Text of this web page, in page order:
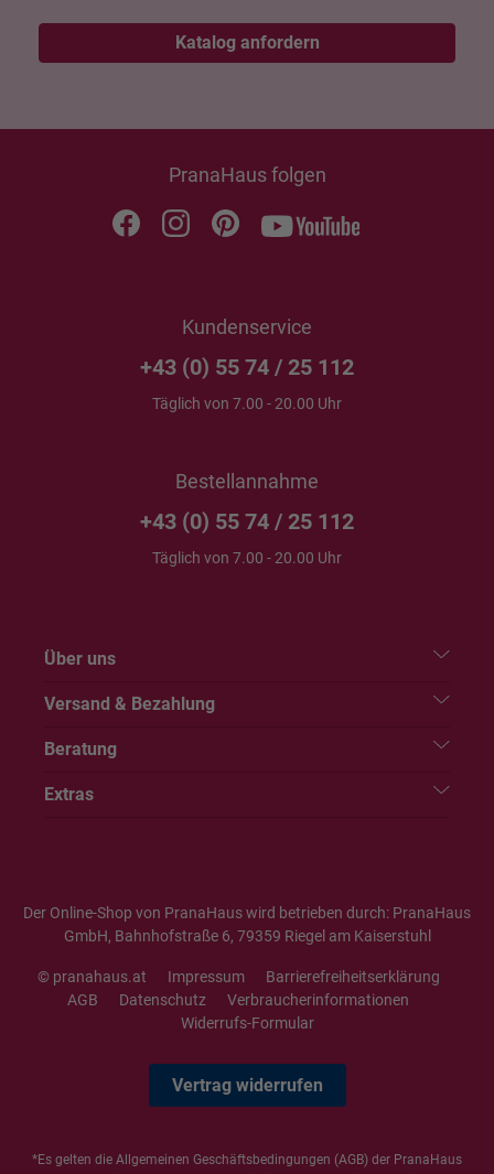
Katalog anfordern
PranaHaus folgen
Kundenservice
+43 (0) 55 74 / 25 112
Täglich von 7.00 - 20.00 Uhr
Bestellannahme
+43 (0) 55 74 / 25 112
Täglich von 7.00 - 20.00 Uhr
Über uns
Versand & Bezahlung
Beratung
Extras
Der Online-Shop von PranaHaus wird betrieben durch: PranaHaus
GmbH, Bahnhofstraße 6, 79359 Riegel am Kaiserstuhl
© pranahaus.at Impressum
Barrierefreiheitserklärung
AGB
Datenschutz
Verbraucherinformationen
Widerrufs-Formular
Vertrag widerrufen
*Es gelten die Allgemeinen Geschäftsbedingungen (AGB) der PranaHaus